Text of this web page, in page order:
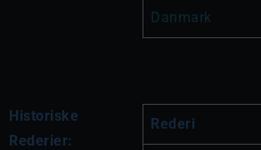
Danmark
Historiske
Rederier:
Rederi